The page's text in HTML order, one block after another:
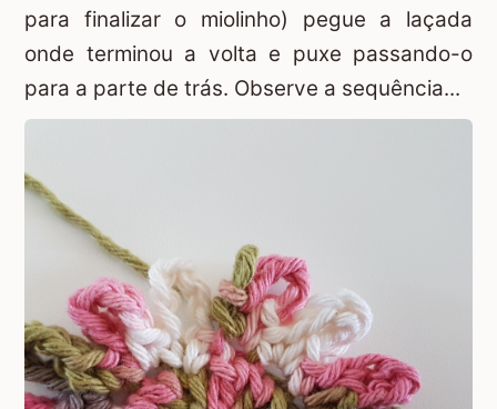
para finalizar o miolinho) pegue a laçada
onde terminou a volta e puxe passando-o
para a parte de trás. Observe a sequência...